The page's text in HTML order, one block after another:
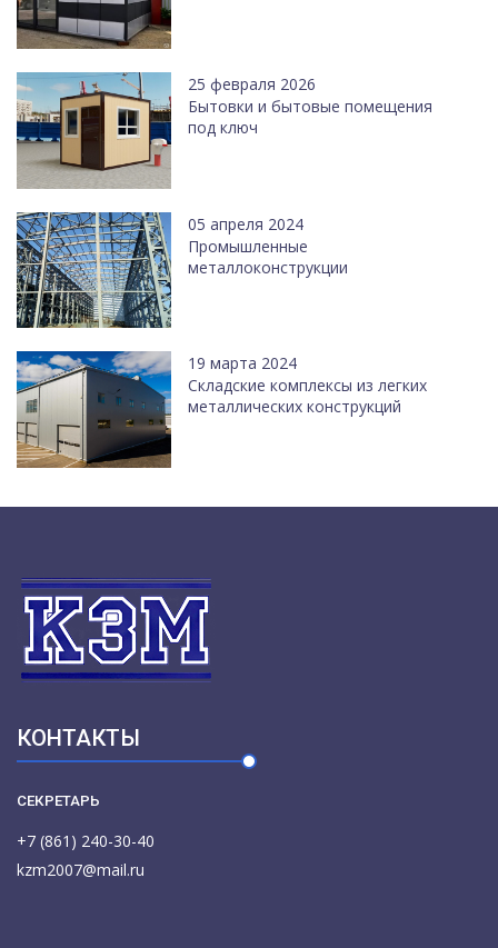
25 февраля 2026
Бытовки и бытовые помещения
под ключ
05 апреля 2024
Промышленные
металлоконструкции
19 марта 2024
Cкладские комплексы из легких
металлических конструкций
КОНТАКТЫ
СЕКРЕТАРЬ
+7 (861) 240-30-40
kzm2007@mail.ru